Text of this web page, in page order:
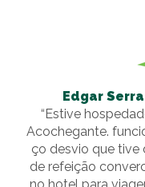
Edgar
“Estive
Acochegante.
ço desvio que tive
de refeição